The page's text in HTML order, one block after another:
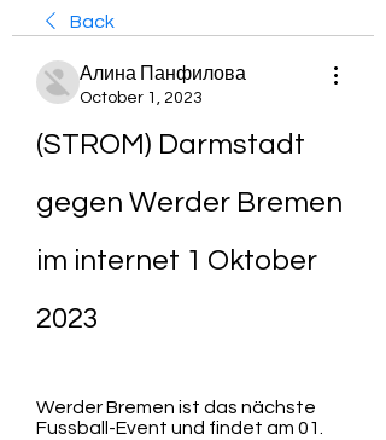
Back
Алина Панфилова
October 1, 2023
(STROM) Darmstadt
gegen Werder Bremen
im internet 1 Oktober
2023
Werder Bremen ist das nächste
Fussball-Event und findet am 01.